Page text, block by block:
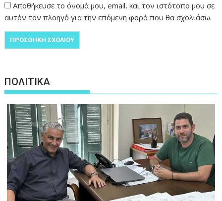
Αποθήκευσε το όνομά μου, email, και τον ιστότοπο μου σε
αυτόν τον πλοηγό για την επόμενη φορά που θα σχολιάσω.
ΠΟΛΙΤΙΚΑ